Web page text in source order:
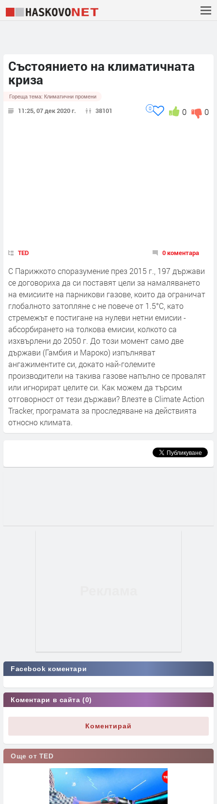
Състоянието на климатичната
криза
Гореща тема: Климатични промени
11:25, 07 дек 2020 г. 38101 0
0
0
TED 0 коментара
С Парижкото споразумение през 2015 г., 197 държави
се договориха да си поставят цели за намаляването
на емисиите на парникови газове, които да ограничат
глобалното затопляне с не повече от 1.5°C, като
стремежът е постигане на нулеви нетни емисии -
абсорбирането на толкова емисии, колкото са
изхвърлени до 2050 г. До този момент само две
държави (Гамбия и Мароко) изпълняват
ангажиментите си, докато най-големите
производители на такива газове напълно се провалят
или игнорират целите си. Как можем да търсим
отговорност от тези държави? Влезте в Climate Action
Tracker, програмата за проследяване на действията
относно климата.
Facebook коментари
Коментари в сайта (0)
Коментирай
Още от TED